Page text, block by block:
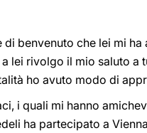
benvenuto che lei mi
lei rivolgo il mio saluto
ho avuto modo di
i quali mi hanno
ha partecipato a